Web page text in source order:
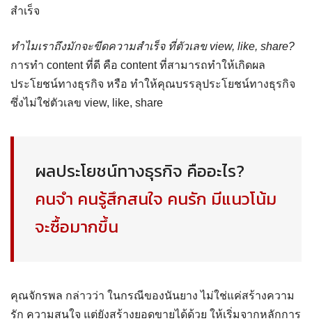
สำเร็จ
ทำไมเราถึงมักจะขีดความสำเร็จ ที่ตัวเลข view, like, share?
การทำ content ที่ดี คือ content ที่สามารถทำให้เกิดผล
ประโยชน์ทางธุรกิจ หรือ ทำให้คุณบรรลุประโยชน์ทางธุรกิจ
ซึ่งไม่ใช่ตัวเลข view, like, share
ผลประโยชน์ทางธุรกิจ คืออะไร?
คนจำ คนรู้สึกสนใจ คนรัก มีแนวโน้ม
จะซื้อมากขึ้น
คุณจักรพล กล่าวว่า ในกรณีของนันยาง ไม่ใช่แค่สร้างความ
รัก ความสนใจ แต่ยังสร้างยอดขายได้ด้วย ให้เริ่มจากหลักการ